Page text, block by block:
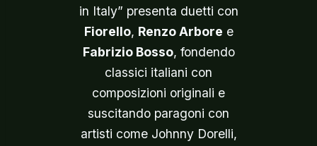
in Italy” presenta duetti con
Fiorello, Renzo Arbore e
Fabrizio Bosso, fondendo
classici italiani con
composizioni originali e
suscitando paragoni con
artisti come Johnny Dorelli,